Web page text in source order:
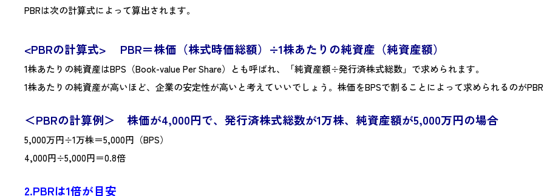
PBRは次の計算式によって算出されます。
<PBRの計算式> PBR＝株価（株式時価総額）÷1株あたりの純資産（純資産額）
1株あたりの純資産はBPS（Book-value Per Share）とも呼ばれ、「純資産額÷発行済株式総数」で求められます。
1株あたりの純資産が高いほど、企業の安定性が高いと考えていいでしょう。株価をBPSで割ることによって求められるのがPBR
＜PBRの計算例＞ 株価が4,000円で、発行済株式総数が1万株、純資産額が5,000万円の場合
5,000万円÷1万株＝5,000円（BPS）
4,000円÷5,000円＝0.8倍
2.PBRは1倍が目安